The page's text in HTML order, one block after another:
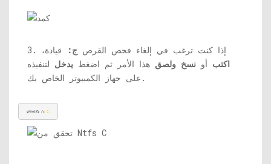
3. إذا كنت ترغب في إلغاء فحص القرص ج:
قيادة،
اكتب أو نسخ ولصق هذا الأمر ثم اضغط يدخل لتنفيذه
على جهاز الكمبيوتر الخاص بك.
chkntfs /x C: